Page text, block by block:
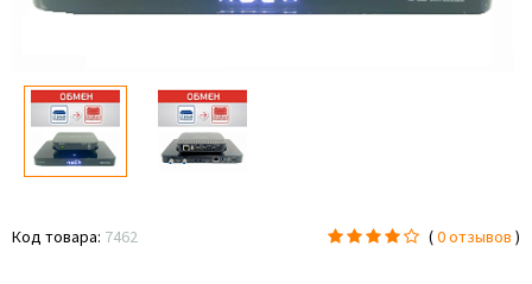
Код товара: 7462 (0 отзывов )